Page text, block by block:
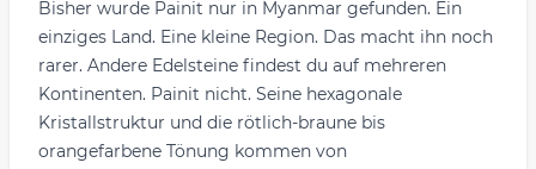
Bisher wurde Painit nur in Myanmar gefunden. Ein
einziges Land. Eine kleine Region. Das macht ihn noch
rarer. Andere Edelsteine findest du auf mehreren
Kontinenten. Painit nicht. Seine hexagonale
Kristallstruktur und die rötlich-braune bis
orangefarbene Tönung kommen von